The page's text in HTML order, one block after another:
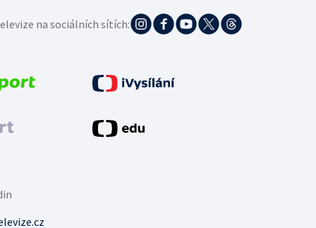
na sociálních sítích: